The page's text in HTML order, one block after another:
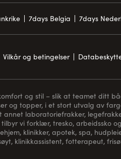
7days Belgia 7days
Vilkår og betingelser
og stil – slik at teamet ditt
og topper, i et stort utvalg av
laboratoriefrakker,
vi forklær, tresko, arbeidssko
klinikker, apotek, spa,
klinikkassistent, fotterapeut,